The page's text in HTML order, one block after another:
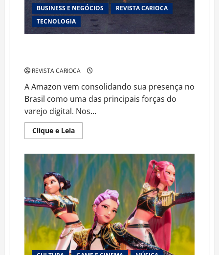
BUSINESS E NEGÓCIOS
REVISTA CARIOCA
TECNOLOGIA
REVISTA CARIOCA
A Amazon vem consolidando sua presença no
Brasil como uma das principais forças do
varejo digital. Nos...
Clique e LeiaRead
more
Brasil
acelera
expansão
e
redefine
comércio
digital
no
país